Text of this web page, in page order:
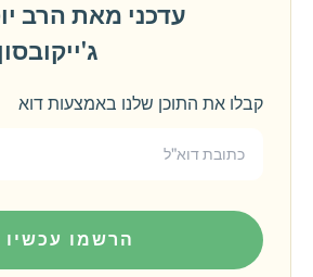
עדכני מאת הרב
קבלו את התוכן שלנו באמצעות דוא
הרשמו עכשיו